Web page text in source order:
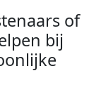
of
bij